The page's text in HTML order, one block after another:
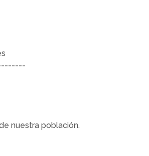
nuestra población.